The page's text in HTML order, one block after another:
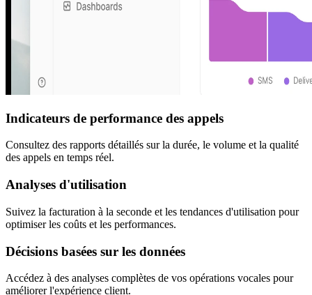
Indicateurs de performance des appels
Consultez des rapports détaillés sur la durée, le volume et la qualité
des appels en temps réel.
Analyses d'utilisation
Suivez la facturation à la seconde et les tendances d'utilisation pour
optimiser les coûts et les performances.
Décisions basées sur les données
Accédez à des analyses complètes de vos opérations vocales pour
améliorer l'expérience client.